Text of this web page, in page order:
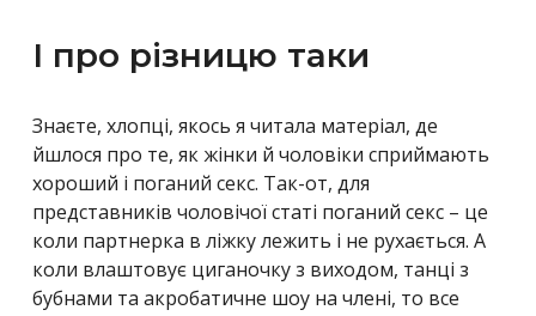
І про різницю таки
Знаєте, хлопці, якось я читала матеріал, де
йшлося про те, як жінки й чоловіки сприймають
хороший і поганий секс. Так-от, для
представників чоловічої статі поганий секс – це
коли партнерка в ліжку лежить і не рухається. А
коли влаштовує циганочку з виходом, танці з
бубнами та акробатичне шоу на члені, то все